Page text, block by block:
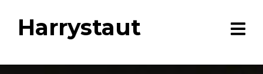
Harrystaut